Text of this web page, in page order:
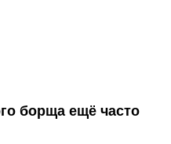
борща ещё часто